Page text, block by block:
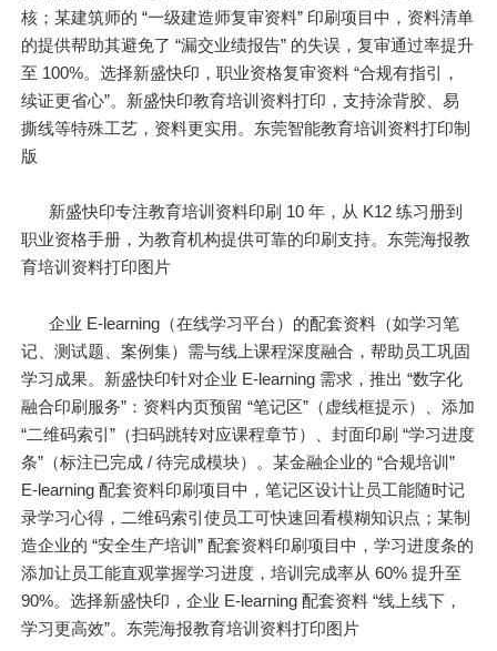
核；某建筑师的 “一级建造师复审资料” 印刷项目中，资料清单
的提供帮助其避免了 “漏交业绩报告” 的失误，复审通过率提升
至 100%。选择新盛快印，职业资格复审资料 “合规有指引，
续证更省心”。新盛快印教育培训资料打印，支持涂背胶、易
撕线等特殊工艺，资料更实用。东莞智能教育培训资料打印制
版
新盛快印专注教育培训资料印刷 10 年，从 K12 练习册到
职业资格手册，为教育机构提供可靠的印刷支持。东莞海报教
育培训资料打印图片
企业 E-learning（在线学习平台）的配套资料（如学习笔
记、测试题、案例集）需与线上课程深度融合，帮助员工巩固
学习成果。新盛快印针对企业 E-learning 需求，推出 “数字化
融合印刷服务”：资料内页预留 “笔记区”（虚线框提示）、添加
“二维码索引”（扫码跳转对应课程章节）、封面印刷 “学习进度
条”（标注已完成 / 待完成模块）。某金融企业的 “合规培训”
E-learning 配套资料印刷项目中，笔记区设计让员工能随时记
录学习心得，二维码索引使员工可快速回看模糊知识点；某制
造企业的 “安全生产培训” 配套资料印刷项目中，学习进度条的
添加让员工能直观掌握学习进度，培训完成率从 60% 提升至
90%。选择新盛快印，企业 E-learning 配套资料 “线上线下，
学习更高效”。东莞海报教育培训资料打印图片